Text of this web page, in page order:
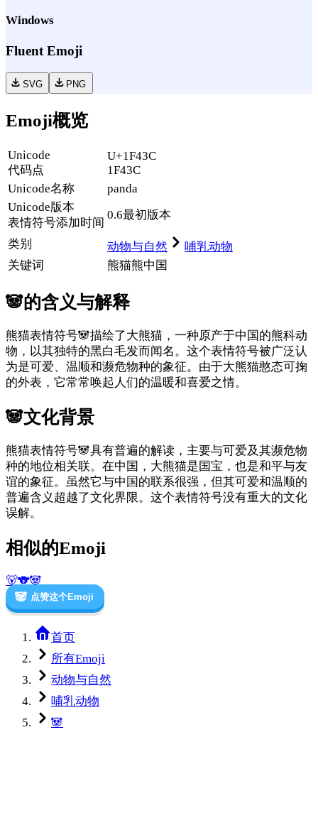
Windows
Fluent Emoji
SVG PNG
Emoji概览
Unicode
代码点
U+1F43C
1F43C
Unicode名称
panda
Unicode版本
表情符号添加时间
0.6最初版本
类别 动物与自然
哺乳动物
关键词
熊猫熊中国
🐼的含义与解释
熊猫表情符号🐼描绘了大熊猫，一种原产于中国的熊科动
物，以其独特的黑白毛发而闻名。这个表情符号被广泛认
为是可爱、温顺和濒危物种的象征。由于大熊猫憨态可掬
的外表，它常常唤起人们的温暖和喜爱之情。
🐼文化背景
熊猫表情符号🐼具有普遍的解读，主要与可爱及其濒危物
种的地位相关联。在中国，大熊猫是国宝，也是和平与友
谊的象征。虽然它与中国的联系很强，但其可爱和温顺的
普遍含义超越了文化界限。这个表情符号没有重大的文化
误解。
相似的Emoji
🐻🐨🐼
🐼 点赞这个Emoji
首页
所有Emoji
动物与自然
哺乳动物
🐼